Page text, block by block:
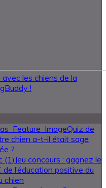
les chiens de la
!
Quiz de
chien a-t-il était sage
?
Jeu concours : gagnez le
l’éducation positive du
chien